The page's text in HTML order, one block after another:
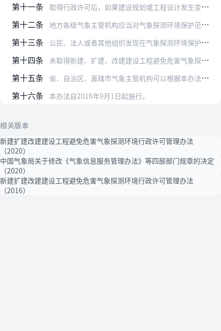
第十一条 取得行政许可后，如果建设规划或工程设计发生变化的，申请人应当重新申请。
第十二条 地方各级气象主管机构应当对气象探测环境保护范围内的新建、扩建、改建建设工程避免危害气象探测环境行政许可事项的活动进行监督检查，及时了解情况并向省、自治区、直辖市…
第十三条 公民、法人或者其他组织发现在气象探测环境保护范围内违法从事新建、扩建、改建建设工程避免危害气象探测环境行政许可事项的活动，有权向气象主管机构举报，气象主管机构接…
第十四条 未取得新建、扩建、改建建设工程避免危害气象探测环境行政许可的，或者取得许可后不按规定进行建设，造成气象探测环境遭到破坏的，按照《气象法》第三十五条、《气象设施和…
第十五条 省、自治区、直辖市气象主管机构可以根据本办法制定实施细则，并报国务院气象主管机构备案。
第十六条 本办法自2016年9月1日起施行。
相关版本
新建扩建改建建设工程避免危害气象探测环境行政许可管理办法
（2020）
中国气象局关于修改《气象信息服务管理办法》等四部部门规章的决定
（2020）
新建扩建改建建设工程避免危害气象探测环境行政许可管理办法
（2016）